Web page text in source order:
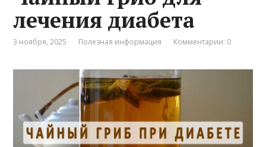
лечения диабета
3 ноября, 2025 Полезная информация Комментарии: 0